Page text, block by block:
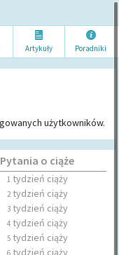
Artykuły Poradniki
użytkowników.
Pytania o ciąże
1tydzień ciąży
2tydzień ciąży
3tydzień ciąży
4tydzień ciąży
5tydzień ciąży
6tydzień ciąży